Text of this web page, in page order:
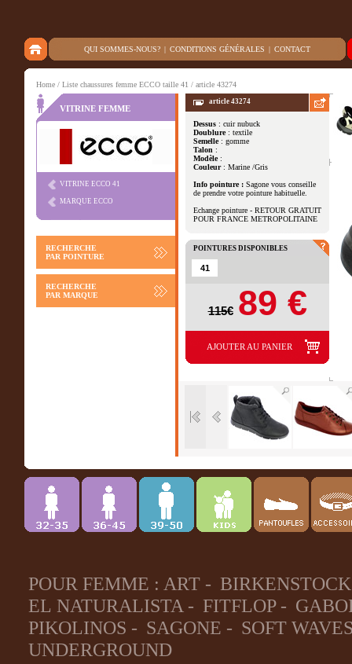
QUI SOMMES-NOUS? | CONDITIONS GÉNÉRALES | CONTACT
Home / Liste chaussures femme ECCO taille 41 / article 43274
VITRINE FEMME
VITRINE ECCO 41
MARQUE ECCO
RECHERCHE
PAR POINTURE
RECHERCHE
PAR MARQUE
article 43274
Dessus : cuir nubuck
Doublure: textile
Semelle: gomme
Talon :
Modèle :
Couleur : Marine /Gris
Info pointure : Sagone vous conseille
de prendre votre pointure habituelle.
Echange pointure - RETOUR GRATUIT
POUR FRANCE METROPOLITAINE
POINTURES DISPONIBLES
41
115€ 89 €
AJOUTER AU PANIER
Autres vues
POUR FEMME : ART - BIRKENSTOCK
EL NATURALISTA - FITFLOP-
PIKOLINOS - SAGONE - SOFT
UNDERGROUND